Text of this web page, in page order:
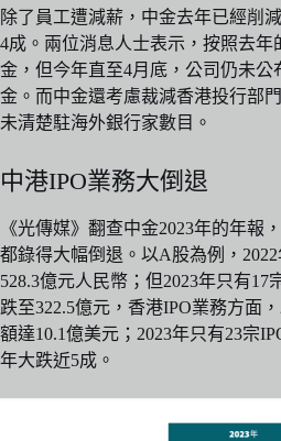
除了員工遭減薪，中金去年已經削
4成。兩位消息人士表示，按照去
金，但今年直至4月底，公司仍未公
金。而中金還考慮裁減香港投行部
未清楚駐海外銀行家數目。
中港IPO業務大倒退
《光傳媒》翻查中金2023年的年報
都錄得大幅倒退。以A股為例，
528.3億元人民幣；但2023年只有17
跌至322.5億元，香港IPO業務方面
額達10.1億美元；2023年只有23宗
年大跌近5成。